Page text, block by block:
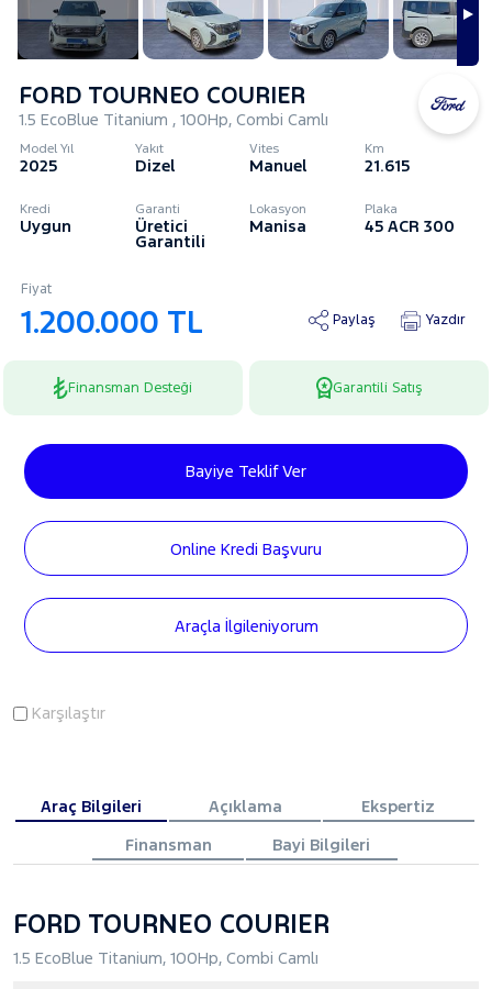
FORD TOURNEO COURIER
1.5 EcoBlue Titanium , 100Hp, Combi Camlı
Model Yıl
2025
Yakıt
Dizel
Vites
Manuel
Km
21.615
Kredi
Uygun
Garanti
Üretici
Garantili
Lokasyon
Manisa
Plaka
45 ACR 300
Fiyat
1.200.000 TL Paylaş Yazdır
Finansman Desteği Garantili Satış
Bayiye Teklif Ver
Online Kredi Başvuru
Araçla İlgileniyorum
Karşılaştır
Araç Bilgileri Açıklama
Ekspertiz
Finansman
Bayi Bilgileri
FORD TOURNEO COURIER
1.5 EcoBlue Titanium, 100Hp, Combi Camlı